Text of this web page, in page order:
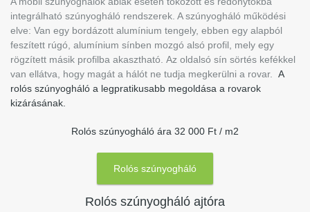
integrálható szúnyogháló rendszerek. A szúnyogháló működési
elve: Van egy bordázott alumínium tengely, ebben egy alapból
feszített rúgó, alumínium sínben mozgó alsó profil, mely egy
rögzített másik profilba akasztható. Az oldalsó sín sörtés kefékkel
van ellátva, hogy magát a hálót ne tudja megkerülni a rovar. A
rolós szúnyogháló a legpratikusabb megoldása a rovarok
kizárásának.
Rolós szúnyogháló ára 32 000 Ft / m2
Rolós szúnyogháló
Rolós szúnyogháló ajtóra